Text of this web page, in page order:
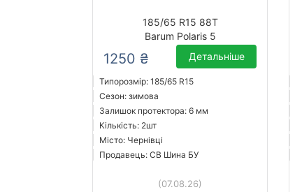
185/65 R15 88T
Barum Polaris 5
1250 ₴ Детальніше
Типорозмір: 185/65 R15
Сезон: зимова
Залишок протектора: 6 мм
Кількість: 2шт
Місто: Чернівці
Продавець: СВ Шина БУ
(07.08.26)